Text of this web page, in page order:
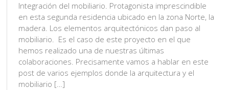
Integración del mobiliario. Protagonista imprescindible
en esta segunda residencia ubicado en la zona Norte, la
madera. Los elementos arquitectónicos dan paso al
mobiliario. Es el caso de este proyecto en el que
hemos realizado una de nuestras últimas
colaboraciones. Precisamente vamos a hablar en este
post de varios ejemplos donde la arquitectura y el
mobiliario […]